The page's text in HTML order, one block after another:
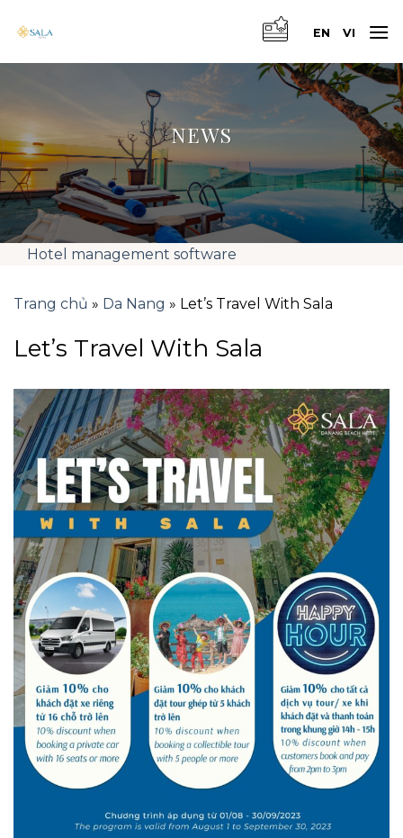
EN VI
NEWS
Hotel management software
Trang chủ » Da Nang » Let’s Travel With Sala
Let’s Travel With Sala